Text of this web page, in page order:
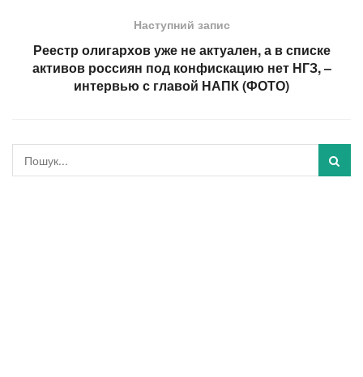
Наступний запис
Реестр олигархов уже не актуален, а в списке
активов россиян под конфискацию нет НГЗ, –
интервью с главой НАПК (ФОТО)